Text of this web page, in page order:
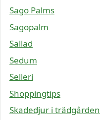
Sago Palms
Sagopalm
Sallad
Sedum
Selleri
Shoppingtips
Skadedjur i trädgården